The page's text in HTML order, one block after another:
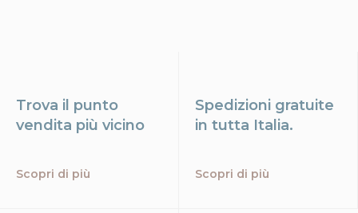
Trova il punto
vendita più vicino
Scopri di più
Spedizioni gratuite
in tutta Italia.
Scopri di più